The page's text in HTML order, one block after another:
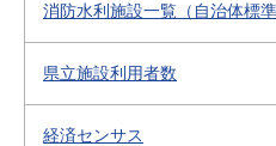
消防水利施設一覧（自治体標
県立施設利用者数
経済センサス